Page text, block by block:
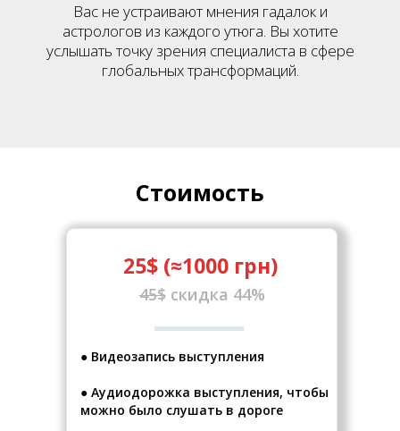
Вас не устраивают мнения гадалок и
астрологов из каждого утюга. Вы хотите
услышать точку зрения специалиста в сфере
глобальных трансформаций.
Стоимость
● Видеозапись выступления
● Аудиодорожка выступления, чтобы
можно было слушать в дороге
25$ (≈1000 грн)
45$скидка 44%